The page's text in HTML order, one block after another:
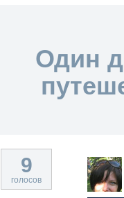
Один
9
голосов